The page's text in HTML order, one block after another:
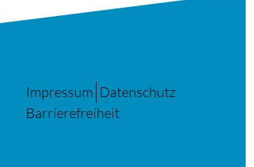
Impressum Datenschutz
Barrierefreiheit